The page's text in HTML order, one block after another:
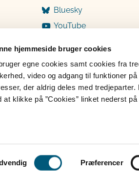
hjemmeside bruger cookies
egne cookies samt cookies fra
video og adgang til funktioner
der aldrig deles med
at klikke på ”Cookies” linket nederst på
Præferencer
Bluesky
YouTube